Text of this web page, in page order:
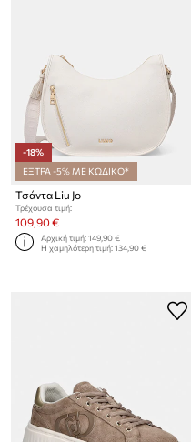
-18%
ΕΞΤΡΑ -5% ΜΕ ΚΩΔΙΚΟ*
Τσάντα Liu Jo
Τρέχουσα τιμή:
109,90 €
Αρχική τιμή:149,90 €
Η χαμηλότερη τιμή:134,90 €